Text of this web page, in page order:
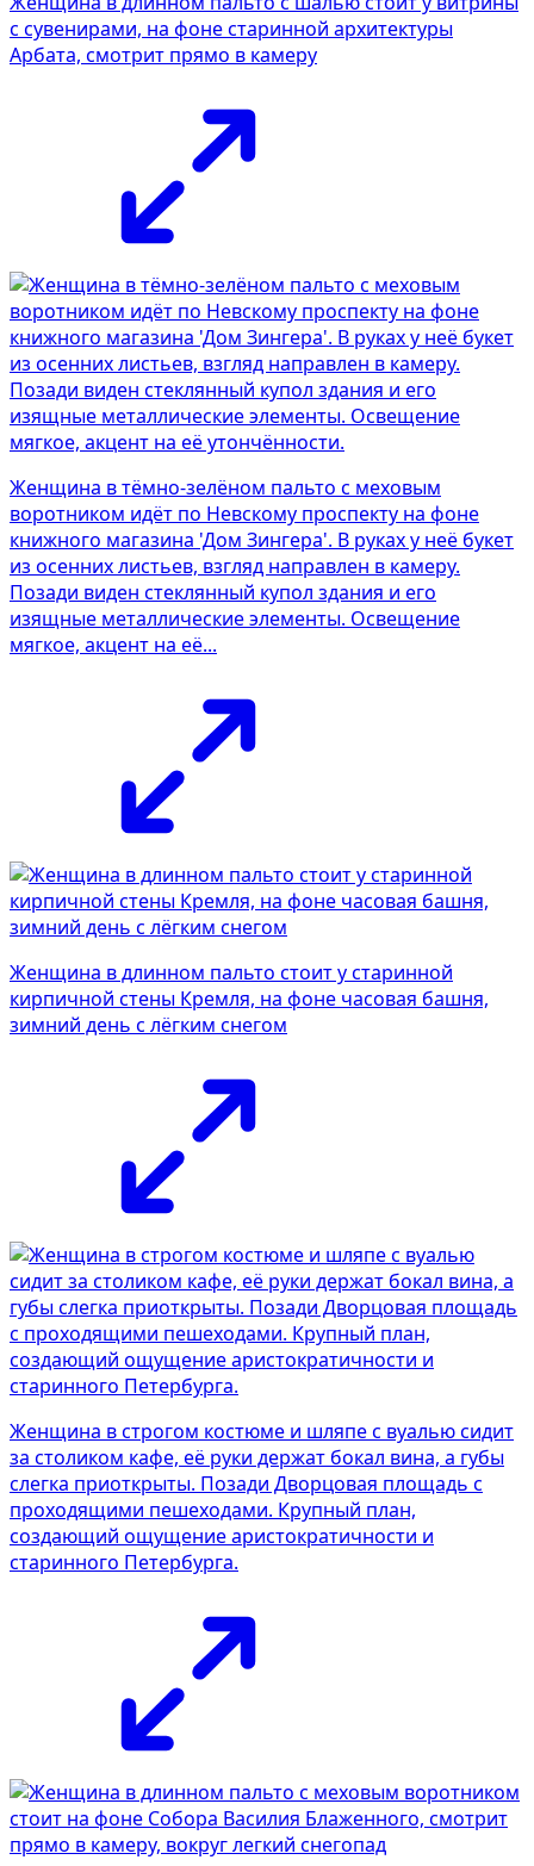
с сувенирами, на фоне старинной архитектуры
Арбата, смотрит прямо в камеру
Женщина в тёмно-зелёном пальто с меховым
воротником идёт по Невскому проспекту на фоне
книжного магазина 'Дом Зингера'. В руках у неё букет
из осенних листьев, взгляд направлен в камеру.
Позади виден стеклянный купол здания и его
изящные металлические элементы. Освещение
мягкое, акцент на её...
Женщина в длинном пальто стоит у старинной
кирпичной стены Кремля, на фоне часовая башня,
зимний день с лёгким снегом
Женщина в строгом костюме и шляпе с вуалью сидит
за столиком кафе, её руки держат бокал вина, а губы
слегка приоткрыты. Позади Дворцовая площадь с
проходящими пешеходами. Крупный план,
создающий ощущение аристократичности и
старинного Петербурга.